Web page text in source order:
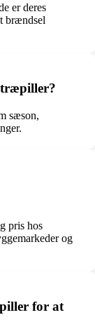
er deres
brændsel
sæson,
pris hos
og
for at